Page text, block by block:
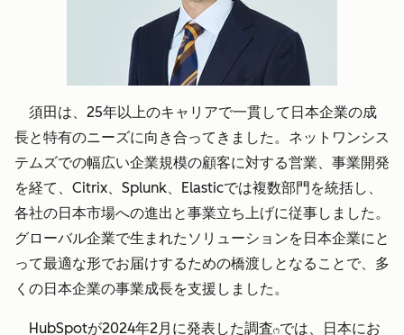
須田は、25年以上のキャリアで一貫して日本企業の成
長と特有のニーズに向き合ってきました。ネットワンシス
テムズでの幅広い企業規模の顧客に対する営業、事業開発
を経て、Citrix、Splunk、Elasticでは複数部門を統括し、
各社の日本市場への進出と事業立ち上げに従事しました。
グローバル企業で生まれたソリューションを日本企業にと
って最適な形でお届けするための橋渡しとなることで、多
くの日本企業の事業成長を支援しました。
HubSpotが2024年2月に発表した調査(*)では、日本にお